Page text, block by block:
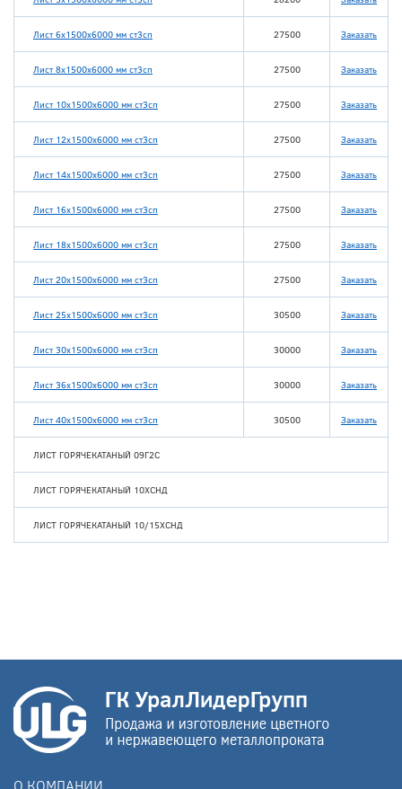
Лист 6x1500x6000 мм ст3сп 27500 Заказать
Лист 8x1500x6000 мм ст3сп 27500 Заказать
Лист 10x1500x6000 мм ст3сп 27500 Заказать
Лист 12x1500x6000 мм ст3сп 27500 Заказать
Лист 14x1500x6000 мм ст3сп 27500 Заказать
Лист 16x1500x6000 мм ст3сп 27500 Заказать
Лист 18x1500x6000 мм ст3сп 27500 Заказать
Лист 20x1500x6000 мм ст3сп 27500 Заказать
Лист 25x1500x6000 мм ст3сп 30500 Заказать
Лист 30x1500x6000 мм ст3сп 30000 Заказать
Лист 36x1500x6000 мм ст3сп 30000 Заказать
Лист 40x1500x6000 мм ст3сп 30500 Заказать
ЛИСТ ГОРЯЧЕКАТАНЫЙ 09Г2С
ЛИСТ ГОРЯЧЕКАТАНЫЙ 10ХСНД
ЛИСТ ГОРЯЧЕКАТАНЫЙ 10/15ХСНД
О КОМПАНИИ